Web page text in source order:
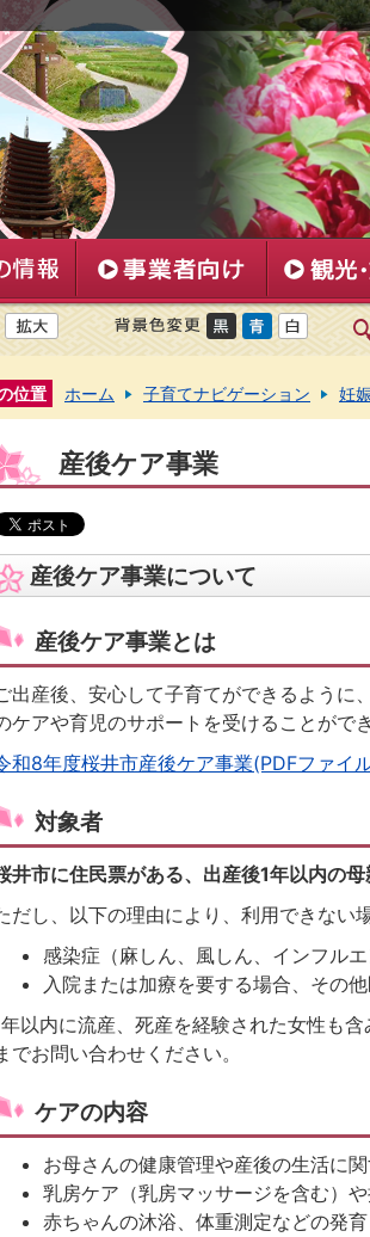
位置 ホーム 子育てナビゲーション 妊
産後ケア事業
産後ケア事業について
産後ケア事業とは
出産後、安心して子育てができるように
ケアや育児のサポートを受けることがで
和8年度桜井市産後ケア事業(PDFファイ
対象者
井市に住民票がある、出産後1年以内の
だし、以下の理由により、利用できない
感染症（麻しん、風しん、インフル
入院または加療を要する場合、その
以内に流産、死産を経験された女性も
でお問い合わせください。
ケアの内容
お母さんの健康管理や産後の生活に
乳房ケア（乳房マッサージを含む）
赤ちゃんの沐浴、体重測定などの発